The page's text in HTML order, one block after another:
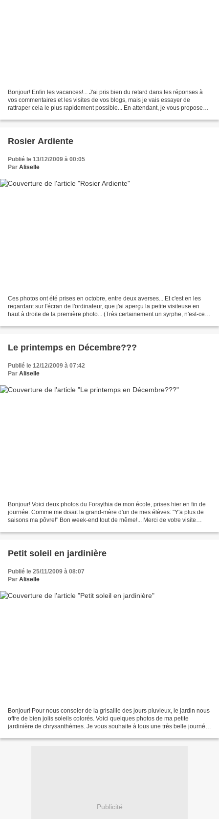
Bonjour! Enfin les vacances!... J'ai pris bien du retard dans les réponses à
vos commentaires et les visites de vos blogs, mais je vais essayer de
rattraper cela le plus rapidement possible... En attendant, je vous propose
Rosier Ardiente
Publié le 13/12/2009 à 00:05
Par Aliselle
Ces photos ont été prises en octobre, entre deux averses... Et c'est en les
regardant sur l'écran de l'ordinateur, que j'ai aperçu la petite visiteuse en
haut à droite de la première photo... (Très certainement un syrphe, n'est-ce
Le printemps en Décembre???
Publié le 12/12/2009 à 07:42
Par Aliselle
Bonjour! Voici deux photos du Forsythia de mon école, prises hier en fin de
journée: Comme me disait la grand-mère d'un de mes élèves: "Y'a plus de
saisons ma pôvre!" Bon week-end tout de même!... Merci de votre visite
Petit soleil en jardinière
Publié le 25/11/2009 à 08:07
Par Aliselle
Bonjour! Pour nous consoler de la grisaille des jours pluvieux, le jardin nous
offre de bien jolis soleils colorés. Voici quelques photos de ma petite
jardinière de chrysanthèmes. Je vous souhaite à tous une très belle journée
Publicité